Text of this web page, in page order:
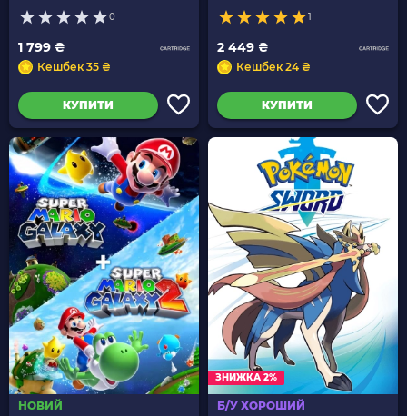
0
1 799 ₴
Кешбек 35 ₴
КУПИТИ
1
2 449 ₴
Кешбек 24 ₴
КУПИТИ
НОВИЙ
ЗНИЖКА 2%
Б/У ХОРОШИЙ